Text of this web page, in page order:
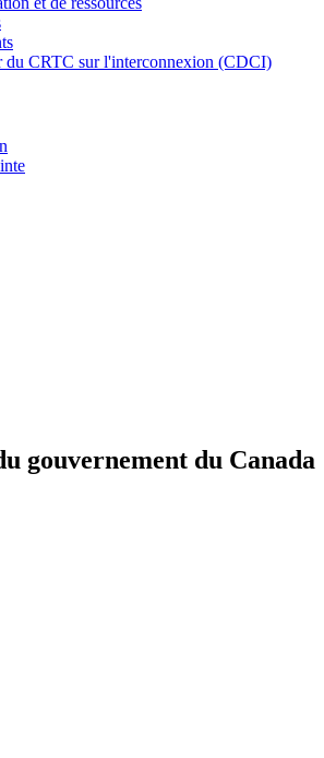
du CRTC sur l'interconnexion (CDCI)
gouvernement du Canada